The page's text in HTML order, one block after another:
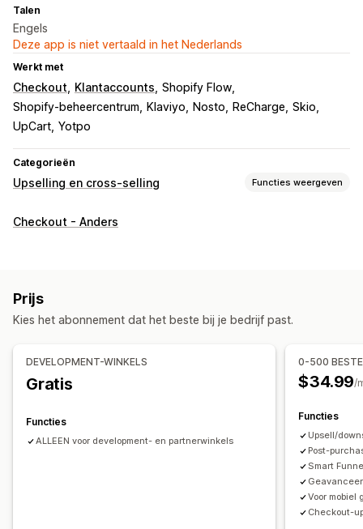
Talen
Engels
Deze app is niet vertaald in het Nederlands
Werkt met
Checkout Klantaccounts Shopify Flow
Shopify-beheercentrum
Klaviyo Nosto ReCharge Skio
UpCart Yotpo
Categorieën
Upselling en cross-selling Functies weergeven
Aanpassing
Drag-and-drop-editor
Aangepaste regels
Aanbiedingen en aanbevelingen
Gratis artikelen
Vaak samen gekocht
Upgrade van abonnement
Conversiepercentages
Suggesties voor optimalisatie
Checkout - Anders
Prijs
Kies het abonnement dat het beste bij je bedrijf past.
DEVELOPMENT-WINKELS
Gratis
Functies
ALLEEN voor development- en partnerwinkels
0-500
$34.99/
Functies
Upsell/
Post-
Smart
Voor mobiel
Checkout-